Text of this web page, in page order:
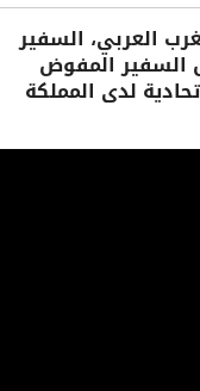
العربي، السفير
السفير المفوض
لدى المملكة